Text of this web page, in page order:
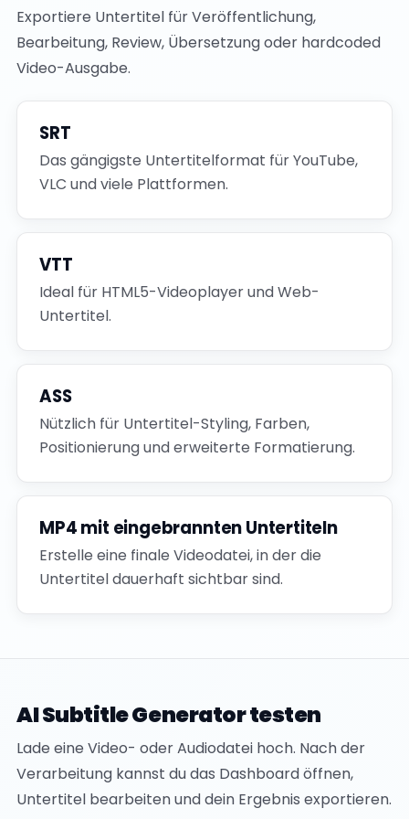
Exportiere Untertitel für Veröffentlichung,
Bearbeitung, Review, Übersetzung oder hardcoded
Video-Ausgabe.
SRT
Das gängigste Untertitelformat für YouTube,
VLC und viele Plattformen.
VTT
Ideal für HTML5-Videoplayer und Web-
Untertitel.
ASS
Nützlich für Untertitel-Styling, Farben,
Positionierung und erweiterte Formatierung.
MP4 mit eingebrannten Untertiteln
Erstelle eine finale Videodatei, in der die
Untertitel dauerhaft sichtbar sind.
AI Subtitle Generator testen
Lade eine Video- oder Audiodatei hoch. Nach der
Verarbeitung kannst du das Dashboard öffnen,
Untertitel bearbeiten und dein Ergebnis exportieren.